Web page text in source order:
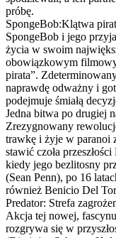
próbę.
SpongeBob:Klątwa
SpongeBob i jego
życia w swoim
obowiązkowym
pirata”.
naprawdę odważny i
podejmuje śmiałą
Jedna bitwa po
Zrezygnowany
trawkę i żyje w paranoi
stawić czoła
kiedy jego bezlitosny
(Sean Penn), po 16
również Benicio Del
Predator: Strefa
Akcja tej nowej,
rozgrywa się w